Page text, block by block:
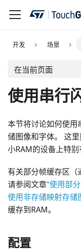
开发 场景
在当前页面
使用串行
本节将讨论如何使用
储图像和字体。 这
小RAM的设备上特别
有关部分帧缓存区（
请参阅文章“使用部
使用非存储映射存储
缓存到RAM。
配置